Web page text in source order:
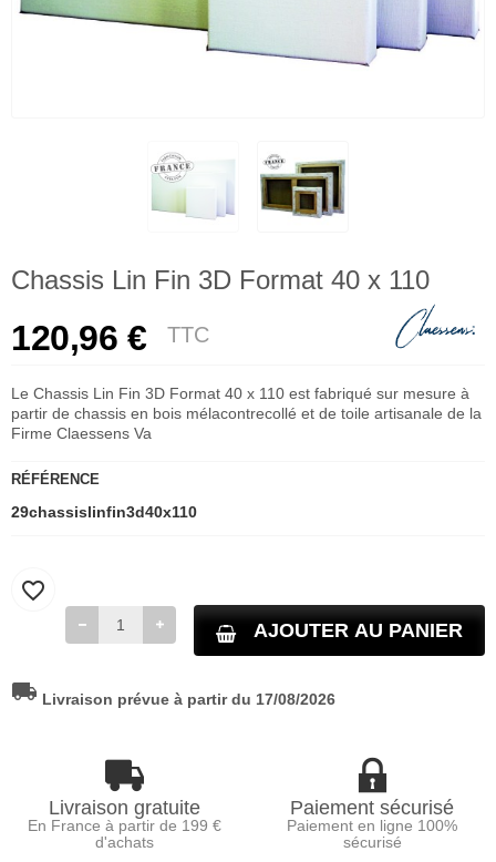
Chassis Lin Fin 3D Format 40 x 110
120,96 € TTC
Le Chassis Lin Fin 3D Format 40 x 110 est fabriqué sur mesure à
partir de chassis en bois mélacontrecollé et de toile artisanale de la
Firme Claessens Va
RÉFÉRENCE
29chassislinfin3d40x110
AJOUTER AU PANIER
favorite_border
local_shipping Livraison prévue à partir du 17/08/2026
Livraison gratuite
En France à partir de 199 €
d'achats
Paiement sécurisé
Paiement en ligne 100%
sécurisé